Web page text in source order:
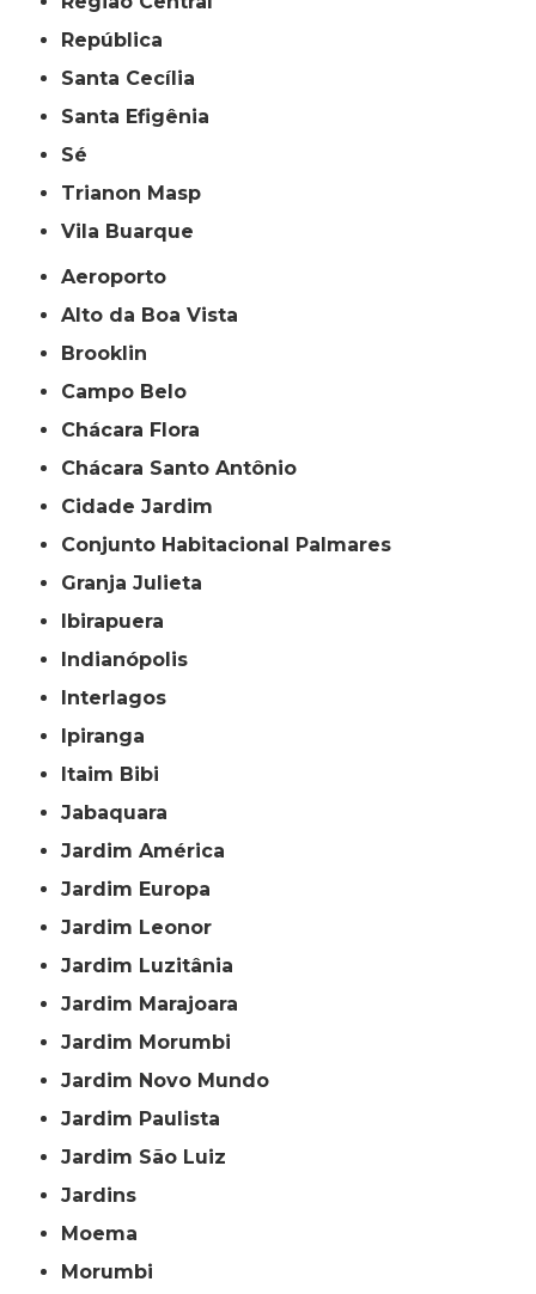
República
Santa Cecília
Santa Efigênia
Sé
Trianon Masp
Vila Buarque
Aeroporto
Alto da Boa Vista
Brooklin
Campo Belo
Chácara Flora
Chácara Santo Antônio
Cidade Jardim
Conjunto Habitacional Palmares
Granja Julieta
Ibirapuera
Indianópolis
Interlagos
Ipiranga
Itaim Bibi
Jabaquara
Jardim América
Jardim Europa
Jardim Leonor
Jardim Luzitânia
Jardim Marajoara
Jardim Morumbi
Jardim Novo Mundo
Jardim Paulista
Jardim São Luiz
Jardins
Moema
Morumbi